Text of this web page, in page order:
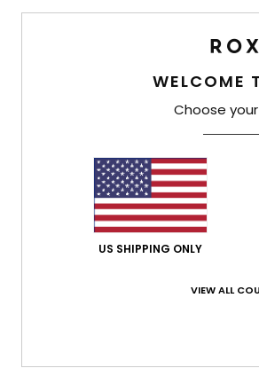
WELCOME
Choose
US SHIPPING ONLY
VIEW ALL